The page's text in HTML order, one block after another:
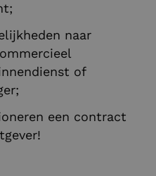
naar
of
een contract